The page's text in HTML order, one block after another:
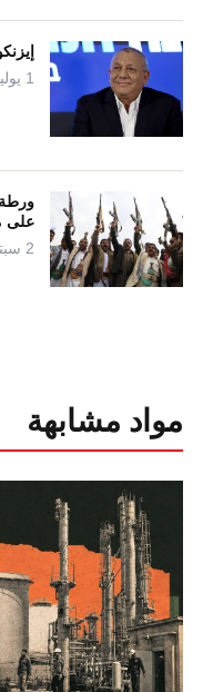
1 يوليو 2026
على
2 سبتمبر 2025
مواد مشابهة